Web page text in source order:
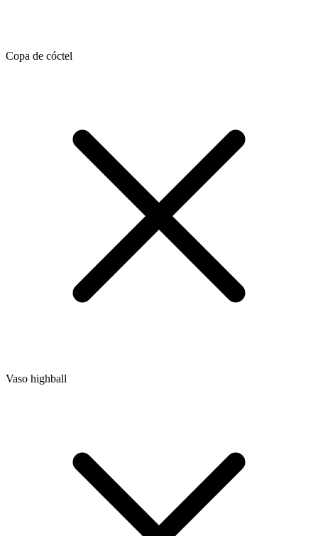
Copa de cóctel
Vaso highball